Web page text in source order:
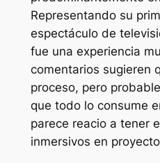
Representando su
espectáculo de
fue una experiencia
comentarios sugieren
proceso, pero
que todo lo consume
parece reacio a tener
inmersivos en